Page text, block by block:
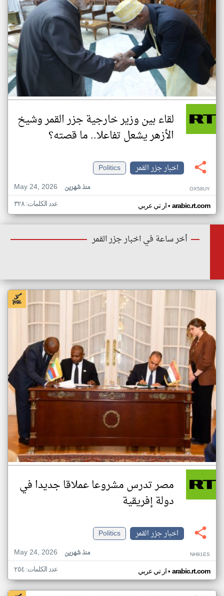
لقاء بين وزير خارجية جزر القمر وشيخ
الأزهر يشعل تفاعلا.. ما قصته؟
اخبار جزر القمر
Politics
May 24, 2026
منذ شهرين OX58UY
ار تي عربي• arabic.rt.com عدد الكلمات: ٣٢٨
أخر ساعة في اخبار جزر القمر
مصر تدرس مشروعا عملاقا جديدا في
دولة إفريقية
اخبار جزر القمر
Politics
May 24, 2026
منذ شهرين NH91ES
ار تي عربي• arabic.rt.com عدد الكلمات: ٢٥٤